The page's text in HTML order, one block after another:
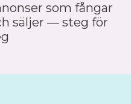
som fångar
säljer — steg för